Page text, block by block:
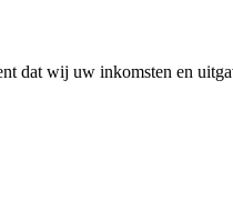
dat wij uw inkomsten en